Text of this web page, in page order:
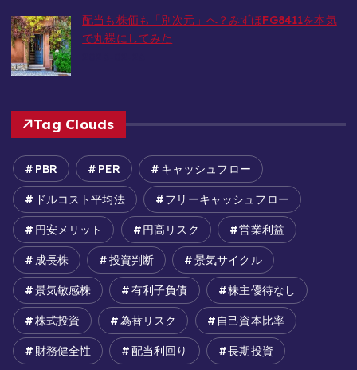
配当も株価も「別次元」へ？みずほFG8411を本気
で丸裸にしてみた
Tag Clouds
PBR PER キャッシュフロー
ドルコスト平均法 フリーキャッシュフロー
円安メリット 円高リスク 営業利益
成長株 投資判断 景気サイクル
景気敏感株 有利子負債 株主優待なし
株式投資 為替リスク 自己資本比率
財務健全性 配当利回り 長期投資